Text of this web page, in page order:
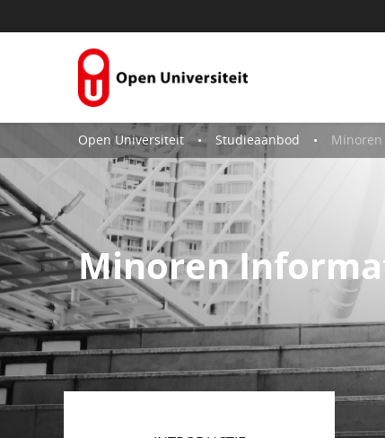
Open Universiteit Studieaanbod
Minoren